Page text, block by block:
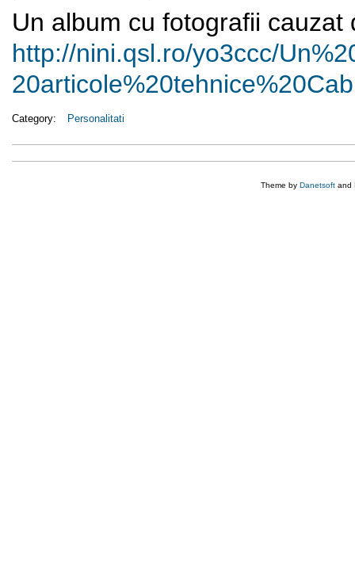
Un album cu fotografii
http://nini.qsl.ro/yo3ccc/Un%
20articole%20tehnice%
Category: Personalitati
Theme by Danetsoft and